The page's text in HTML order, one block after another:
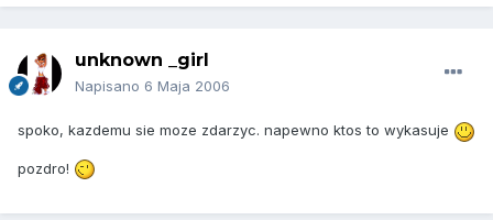
unknown _girl
Napisano 6 Maja 2006
spoko, kazdemu sie moze zdarzyc. napewno ktos to wykasuje
pozdro!